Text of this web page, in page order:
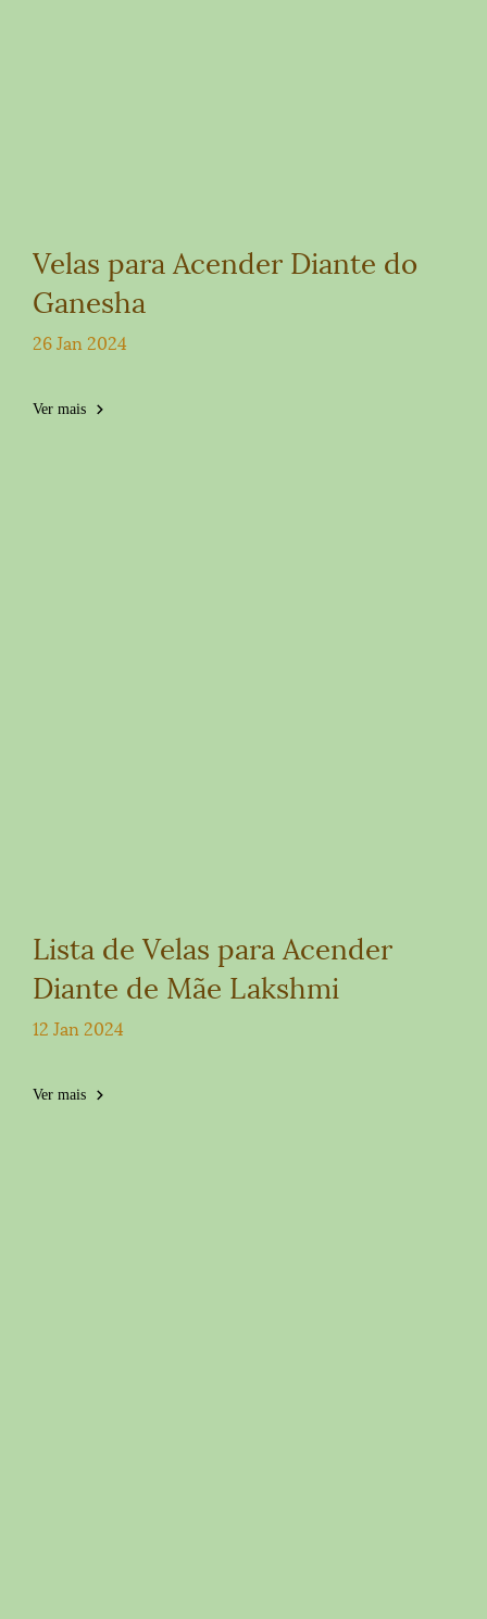
Velas para Acender Diante do
Ganesha
26 Jan 2024
Ver mais
Lista de Velas para Acender
Diante de Mãe Lakshmi
12 Jan 2024
Ver mais